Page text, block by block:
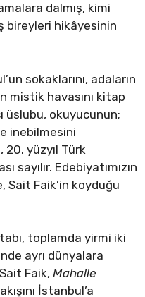
dalmış, kimi
bireyleri hikâyesinin
sokaklarını, adaların
mistik havasını kitap
üslubu, okuyucunun;
inebilmesini
20. yüzyıl Türk
sayılır. Edebiyatımızın
Faik’in koyduğu
toplamda yirmi iki
ayrı dünyalara
Faik, Mahalle
İstanbul’a